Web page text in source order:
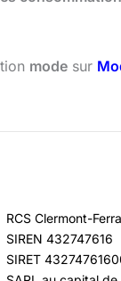
mode sur
RCS Clermont-
SIREN 432747616
SIRET